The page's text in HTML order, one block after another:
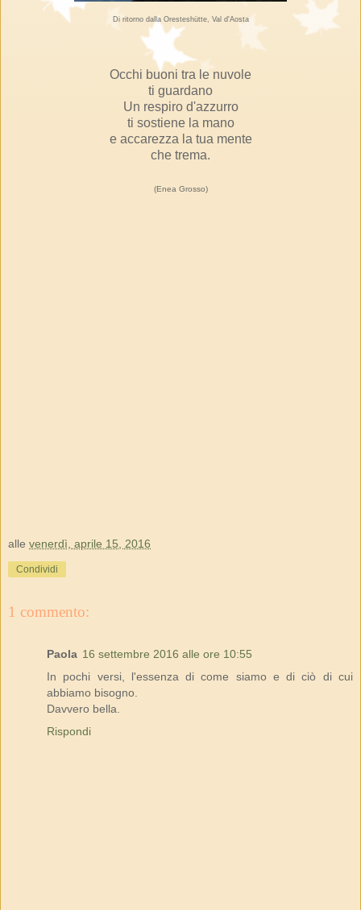
Di ritorno dalla Oresteshütte, Val d'Aosta
Occhi buoni tra le nuvole
ti guardano
Un respiro d'azzurro
ti sostiene la mano
e accarezza la tua mente
che trema.
(Enea Grosso)
alle venerdì, aprile 15, 2016
Condividi
1 commento:
Paola 16 settembre 2016 alle ore 10:55
In pochi versi, l'essenza di come siamo e di ciò di cui
abbiamo bisogno.
Davvero bella.
Rispondi